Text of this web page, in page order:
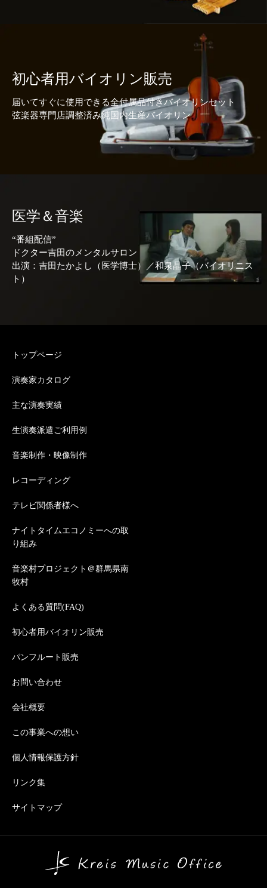
初心者用バイオリン販売
届いてすぐに使用できる全付属品付きバイオリンセット
弦楽器専門店調整済み純国内生産バイオリン
医学＆音楽
“番組配信”
ドクター吉田のメンタルサロン
出演：吉田たかよし（医学博士）／和泉晶子（バイオリニス
ト）
トップページ
演奏家カタログ
主な演奏実績
生演奏派遣ご利用例
音楽制作・映像制作
レコーディング
テレビ関係者様へ
ナイトタイムエコノミーへの取
り組み
音楽村プロジェクト＠群馬県南
牧村
よくある質問(FAQ)
初心者用バイオリン販売
パンフルート販売
お問い合わせ
会社概要
この事業への想い
個人情報保護方針
リンク集
サイトマップ